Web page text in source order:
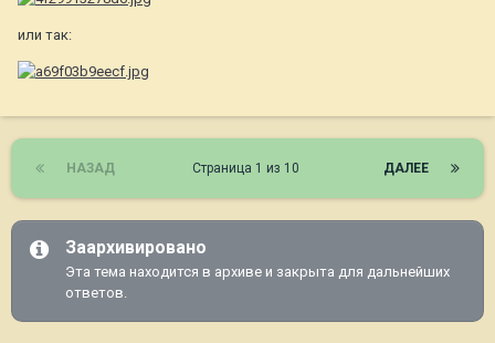
или так:
НАЗАД ДАЛЕЕ
Страница 1 из 10
Заархивировано
Эта тема находится в архиве и закрыта для дальнейших
ответов.